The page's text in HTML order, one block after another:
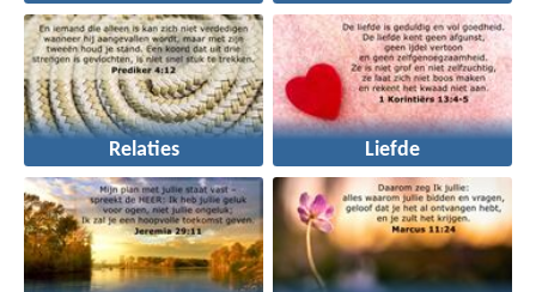
Relaties Liefde